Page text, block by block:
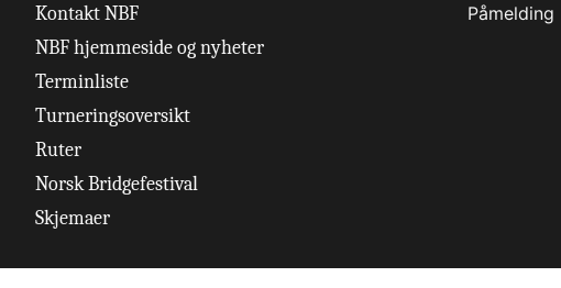
Kontakt NBF
NBF hjemmeside og nyheter
Terminliste
Turneringsoversikt
Ruter
Norsk Bridgefestival
Skjemaer
Påmelding